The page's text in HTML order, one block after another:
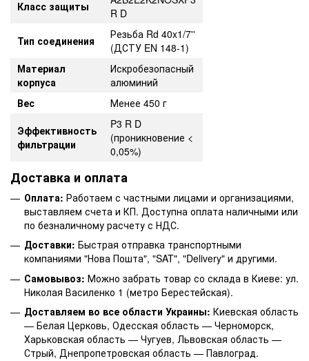
Класс защиты
R D
Тип соединения
Резьба Rd 40x1/7''
(ДСТУ EN 148-1)
Материал
корпуса
Искробезопасный
алюминий
Вес
Менее 450 г
Эффективность
фильтрации
P3 R D
(проникновение <
0,05%)
Доставка и оплата
Оплата: Работаем с частными лицами и организациями,
выставляем счета и КП. Доступна оплата наличными или
по безналичному расчету с НДС.
Доставки: Быстрая отправка транспортными
компаниями "Нова Пошта", "SAT", "Delivery" и другими.
Самовывоз: Можно забрать товар со склада в Киеве: ул.
Николая Василенко 1 (метро Берестейская).
Доставляем во все области Украины: Киевская область
— Белая Церковь, Одесская область — Черноморск,
Харьковская область — Чугуев, Львовская область —
Стрый, Днепропетровская область — Павлоград.